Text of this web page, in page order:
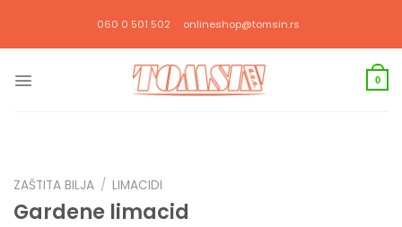
садржај
060 0 501 502 onlineshop@tomsin.rs
0
ZAŠTITA BILJA / LIMACIDI
Gardene limacid